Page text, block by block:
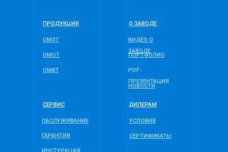
ПРОДУКЦИЯ О ЗАВОДЕ
СЕРВИС ДИЛЕРАМ
ОМЗТ
ОМОТ
ОМВТ
ВИДЕО О
ЗАВОДЕ
ПОРТФОЛИО
PDF-
ПРЕЗЕНТАЦИЯ
НОВОСТИ
ОБСЛУЖИВАНИЕ
ГАРАНТИЯ
УСЛОВИЯ
СЕРТИФИКАТЫ